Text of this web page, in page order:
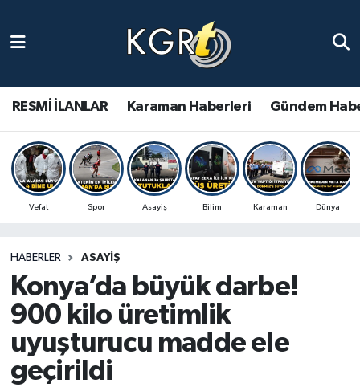
RESMİ İLANLAR Karaman Haberleri Gündem
Vefat Spor Asayiş Bilim Karaman Dünya
HABERLER ASAYIŞ
Konya’da büyük darbe!
900 kilo üretimlik
uyuşturucu madde ele
geçirildi
Gündem Haberleri
Güncel Haberler
Spor Haberleri
Ulusal Haberler
Vefat Edenler